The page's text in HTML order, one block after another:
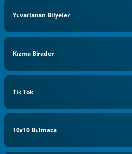
Yuvarlanan Bilyeler
Kızma Birader
Tik Tok
10x10 Bulmaca